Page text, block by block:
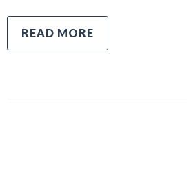
READ MORE